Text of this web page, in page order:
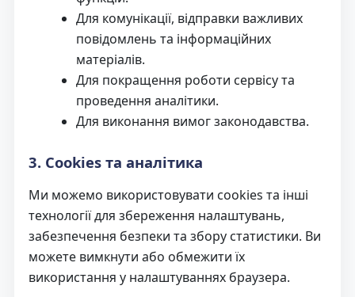
Для комунікації, відправки важливих
повідомлень та інформаційних
матеріалів.
Для покращення роботи сервісу та
проведення аналітики.
Для виконання вимог законодавства.
3. Cookies та аналітика
Ми можемо використовувати cookies та інші
технології для збереження налаштувань,
забезпечення безпеки та збору статистики. Ви
можете вимкнути або обмежити їх
використання у налаштуваннях браузера.